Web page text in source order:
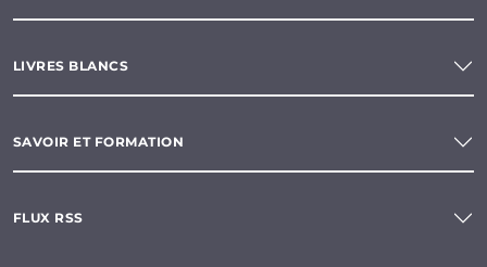
LIVRES BLANCS
SAVOIR ET FORMATION
FLUX RSS